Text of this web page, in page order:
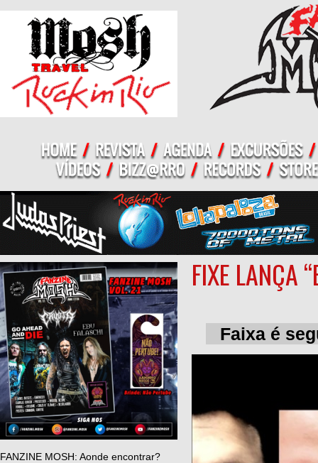
FANZINE MOSH: Aonde encontrar?
FIXE LANÇA
Faixa é